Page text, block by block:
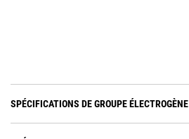
SPÉCIFICATIONS DE GROUPE ÉLECTROGÈNE